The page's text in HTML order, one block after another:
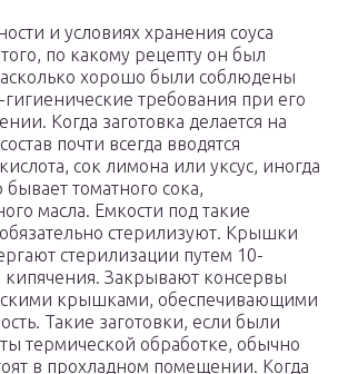
и условиях хранения соуса
того, по какому рецепту он был
хорошо были соблюдены
гигиенические требования при его
Когда заготовка делается на
почти всегда вводятся
сок лимона или уксус, иногда
бывает томатного сока,
масла. Емкости под такие
стерилизуют. Крышки
стерилизации путем 10-
кипячения. Закрывают консервы
крышками, обеспечивающими
Такие заготовки, если были
термической обработке, обычно
в прохладном помещении. Когда